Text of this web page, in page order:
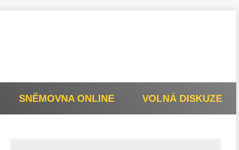
VOLNÁ DISKUZE
SNĚMOVNA ONLINE